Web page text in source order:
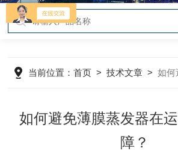
当前位置：首页 >技术文章 >如何避免
如何避免薄膜蒸发器在
障？